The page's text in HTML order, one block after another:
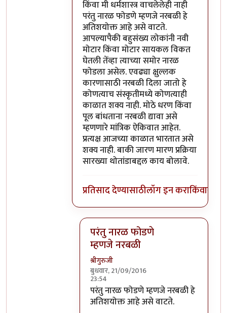
किंवा मी धर्मशास्त्र वाचलेलेही नाही
परंतु नारळ फोडणे म्हणजे नरबळी हे
अतिशयोक्त आहे असे वाटते.
आपल्यापैकी बहुसंख्य लोकांनी नवी
मोटार किंवा मोटार सायकल विकत
घेतली तेंव्हा त्याच्या समोर नारळ
फोडला असेल. एवढ्या क्षुल्लक
कारणासाठी नरबळी दिला जातो हे
कोणत्याच संस्कृतीमध्ये कोणत्याही
काळात शक्य नाही. मोठे धरण किंवा
पूल बांधताना नरबळी द्यावा असे
म्हणणारे मांत्रिक ऐकिवात आहेत.
प्रत्यक्ष आजच्या काळात भारतात असे
शक्य नाही. बाकी जारण मारण प्रक्रिया
सारख्या थोतांडाबद्दल काय बोलावे.
प्रतिसाद देण्यासाठीलॉग इन कराकिंवा
परंतु नारळ फोडणे
म्हणजे नरबळी
श्रीगुरुजी
बुधवार, 21/09/2016
23:54
In reply toमला शास्त्रार्थ वगैरे काही
परंतु नारळ फोडणे म्हणजे नरबळी हे
अतिशयोक्त आहे असे वाटते.